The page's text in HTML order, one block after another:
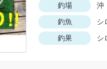
釣場
沖
釣魚
シ
釣果
シ